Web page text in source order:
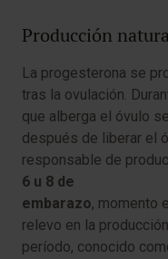
Producción
La progesterona se
tras la ovulación.
que alberga el óvulo
después de liberar el
responsable de
6 u 8 de
embarazo, momento
relevo en la
período, conocido